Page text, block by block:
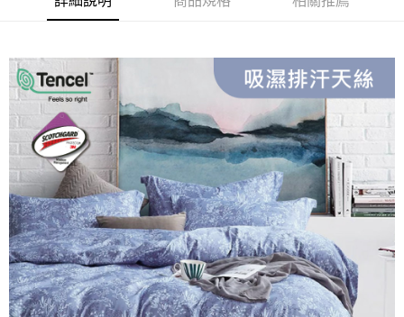
成交易。
消。如遇「轉專審核」未通過狀況，表示未達大哥付你分期系統評分，恕無
法說明評估內容。
【繳款方式說明】
1.分期款項不併入電信帳單，「大哥付你分期」於每月結算日後寄送繳費提
醒簡訊。
2.透過簡訊連結打開帳單後，可選擇「超商條碼／台灣大直營門市／銀行轉
帳／街口支付／iPASS MONEY」等通路繳費。
【注意事項】
1.本服務係由「台灣大哥大股份有限公司」（以下簡稱本公司）所提供，讓
用戶於交易時，得透過本服務購買商品或服務，並由商店將買賣／分期付款
買賣價金債權讓與本公司後，依約使用本公司帳單繳交帳款。
2.基於同意付款使用「大哥付你分期」之契約關係目的，商店將以您的個人
資料（包含姓名、電話或地址）提供予台灣大哥大進項蒐集、處理及利用，
由本公司與您本人進行分期帳單所需資料之確認、核對及更正。
3.完整用戶服務條款，請詳閱以下連結：https://oppay.tw/userRule
【關於「AFTEE先享後付」】
１．簡單：不需註冊會員、不需綁卡、不需儲值。
２．便利：只要手機號碼，簡訊認證，即可結帳。
３．安心：先確認商品／服務後，再付款。
【「AFTEE先享後付」結帳流程】
１．於結帳方式選擇「AFTEE先享後付」後，將跳轉至「AFTEE先享後付」
結帳頁面，進行簡訊認證並確認金額後，即可完成結帳。
２．訂單成立數日內，您將收到繳費通知簡訊。
３．收到繳費通知簡訊後14天內，點擊此簡訊中的連結，可透過四大超商／
ATM／網路銀行／等多元方式進行付款，方視為交易完成。
※ 請注意：結帳手續完成當下不需立刻繳費，但若您需要取消訂單，請聯絡
購買商品的店家。未經商家同意取消之訂單仍視為有效，需透過AFTEE先享
後付繳納相關費用。
※ 交易是否成功請以「AFTEE先享後付 」之結帳頁面顯示為準，若有關於
是否繳費成功／繳費後需取消欲退款等相關疑問，請聯繫「AFTEE先享後付
客戶支援中心」https://netprotections.freshdesk.com/support/home
ATM付款
運送方式
全家取貨付款
每筆NT$65，滿NT$990(含以上)免運費
付款後全家取貨
每筆NT$65，滿NT$990(含以上)免運費
萊爾富取貨付款
每筆NT$60，滿NT$990(含以上)免運費
付款後萊爾富取貨
每筆NT$60，滿NT$990(含以上)免運費